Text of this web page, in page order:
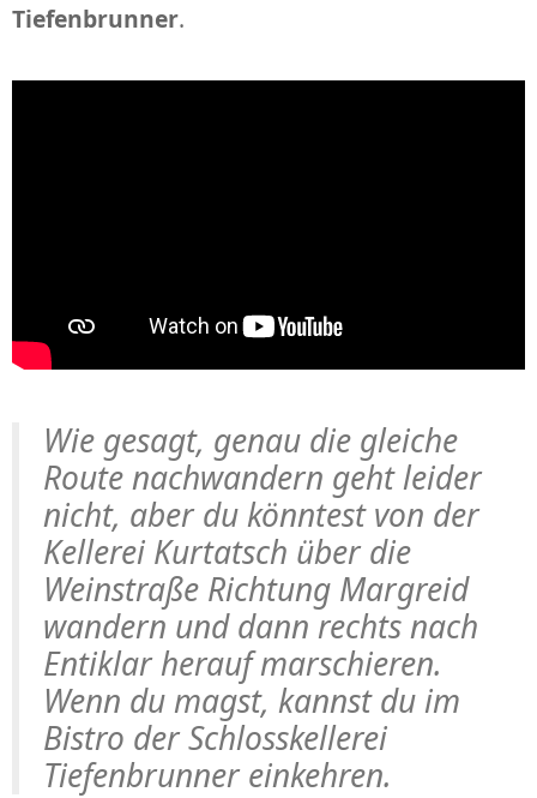
Tiefenbrunner.
Wie gesagt, genau die gleiche
Route nachwandern geht leider
nicht, aber du könntest von der
Kellerei Kurtatsch über die
Weinstraße Richtung Margreid
wandern und dann rechts nach
Entiklar herauf marschieren.
Wenn du magst, kannst du im
Bistro der Schlosskellerei
Tiefenbrunnereinkehren.